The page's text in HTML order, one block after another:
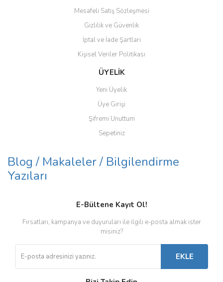
Mesafeli Satış Sözleşmesi
Gizlilik ve Güvenlik
İptal ve İade Şartları
Kişisel Veriler Politikası
ÜYELİK
Yeni Üyelik
Üye Girişi
Şifremi Unuttum
Sepetiniz
Blog / Makaleler / Bilgilendirme
Yazıları
E-Bültene Kayıt Ol!
Fırsatları, kampanya ve duyuruları ile ilgili e-posta almak ister
misiniz?
EKLE